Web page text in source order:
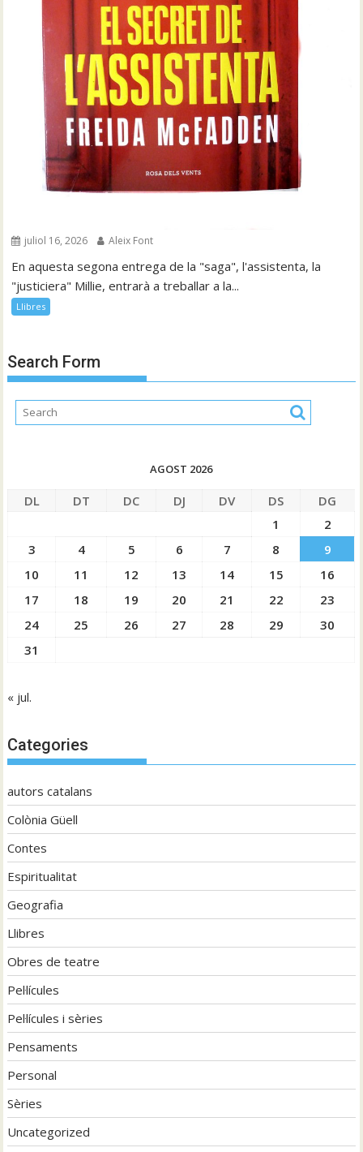
juliol 16, 2026 Aleix Font
En aquesta segona entrega de la "saga", l'assistenta, la
"justiciera" Millie, entrarà a treballar a la...
Llibres
Search Form
AGOST 2026
DL DT DC DJ DV DS
DG
1
2
3
4 5 6 7 8
9
10
11 12 13 14 15
16
17
18 19 20 21 22
23
24
25 26 27 28 29
30
31
« jul.
Categories
autors catalans
Colònia Güell
Contes
Espiritualitat
Geografia
Llibres
Obres de teatre
Pel·lícules
Pel·lícules i sèries
Pensaments
Personal
Sèries
Uncategorized